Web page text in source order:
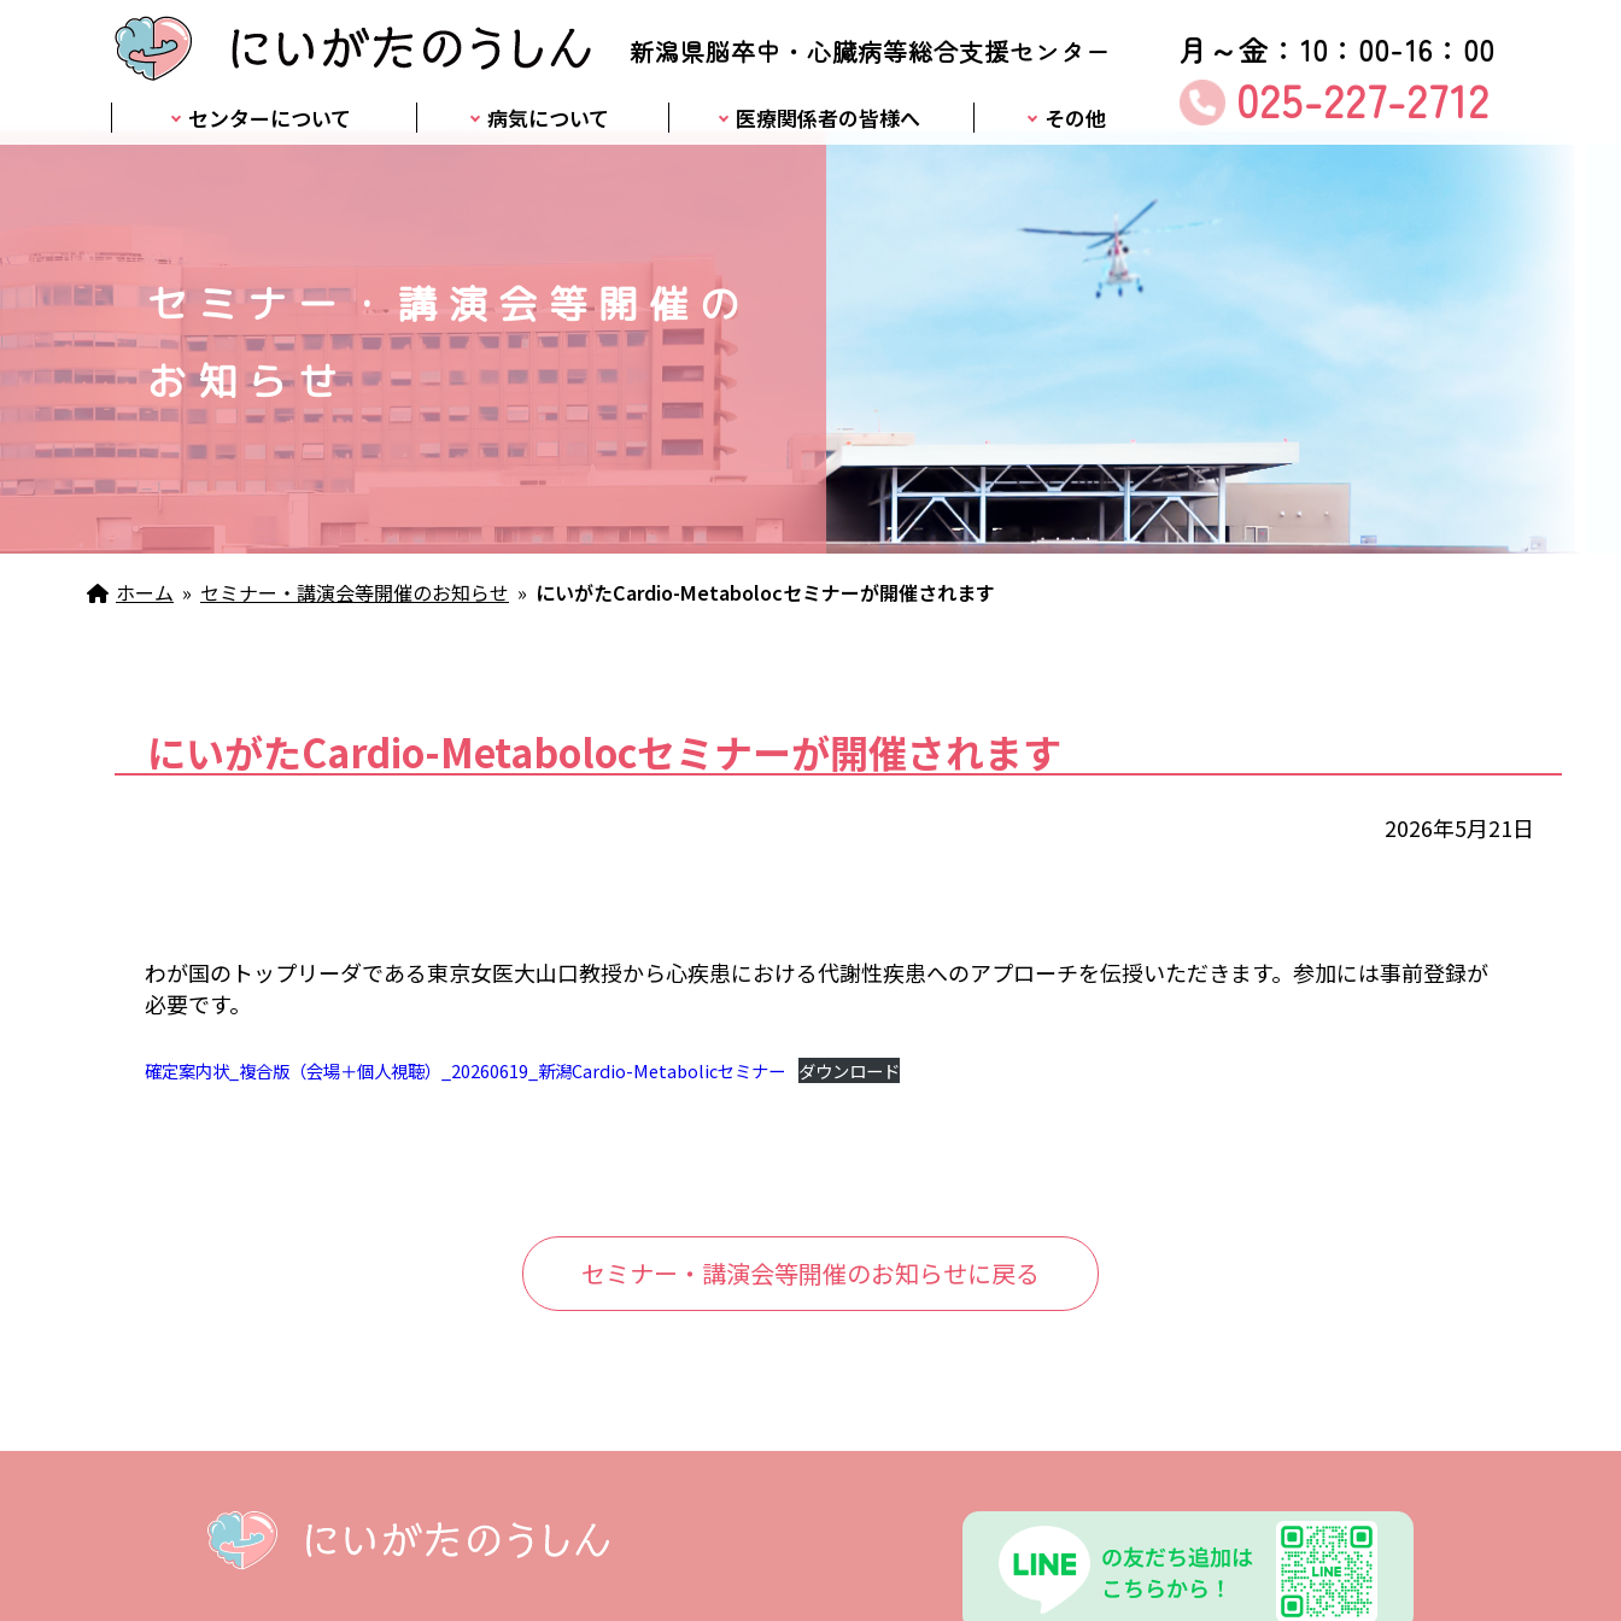
新潟県脳卒中・心臓病等総合支援センター
センターについて 病気について 医療関係者の皆様へ その他
月～金：10：00-16：00
025-227-2712
セミナー・講演会等開催の
お知らせ
ホーム » セミナー・講演会等開催のお知らせ » にいがたCardio-Metabolocセミナーが開催されます
にいがたCardio-Metabolocセミナーが開催されます
2026年5月21日
わが国のトップリーダである東京女医大山口教授から心疾患における代謝性疾患へのアプローチを伝授いただきます。参加には事前登録が
必要です。
確定案内状_複合版（会場＋個人視聴）_20260619_新潟Cardio-Metabolicセミナー ダウンロード
セミナー・講演会等開催のお知らせに戻る